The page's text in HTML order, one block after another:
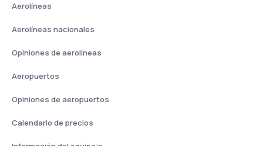
Aerolíneas
Aerolíneas nacionales
Opiniones de aerolíneas
Aeropuertos
Opiniones de aeropuertos
Calendario de precios